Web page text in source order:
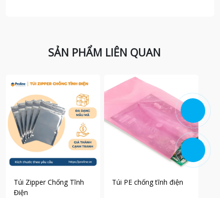
SẢN PHẨM LIÊN QUAN
Túi Zipper Chống Tĩnh
Điện
Túi PE chống tĩnh điện